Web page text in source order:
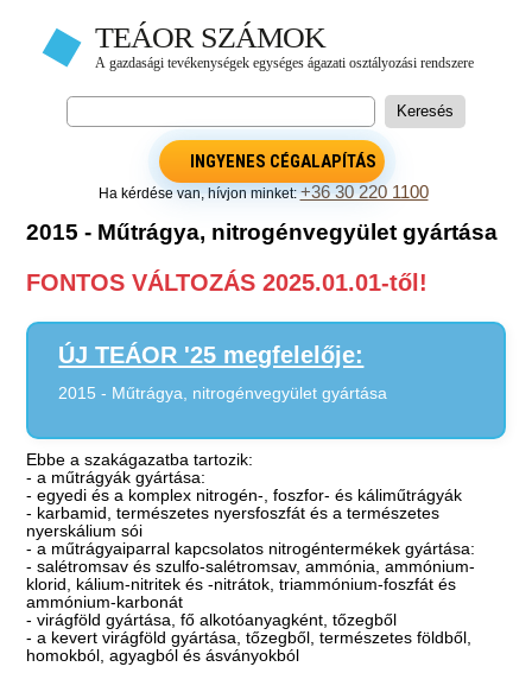
INGYENES CÉGALAPÍTÁS
Ha kérdése van, hívjon minket:+36 30 220 1100
2015 - Műtrágya, nitrogénvegyület gyártása
FONTOS VÁLTOZÁS 2025.01.01-től!
ÚJ TEÁOR '25 megfelelője:
2015 - Műtrágya, nitrogénvegyület gyártása
Ebbe a szakágazatba tartozik:
- a műtrágyák gyártása:
- egyedi és a komplex nitrogén-, foszfor- és káliműtrágyák
- karbamid, természetes nyersfoszfát és a természetes
nyerskálium sói
- a műtrágyaiparral kapcsolatos nitrogéntermékek gyártása:
- salétromsav és szulfo-salétromsav, ammónia, ammónium-
klorid, kálium-nitritek és -nitrátok, triammónium-foszfát és
ammónium-karbonát
- virágföld gyártása, fő alkotóanyagként, tőzegből
- a kevert virágföld gyártása, tőzegből, természetes földből,
homokból, agyagból és ásványokból